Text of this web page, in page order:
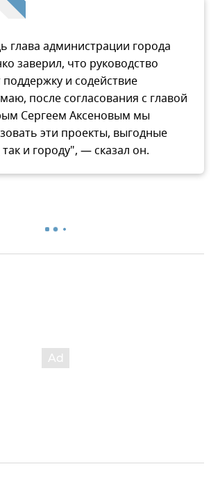
глава администрации города
заверил, что руководство
и содействие
после согласования с главой
Сергеем Аксеновым мы
эти проекты, выгодные
так и городу", — сказал он.